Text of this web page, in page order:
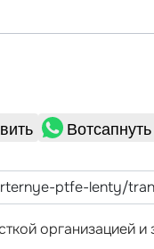
Вотсапнуть
организацией